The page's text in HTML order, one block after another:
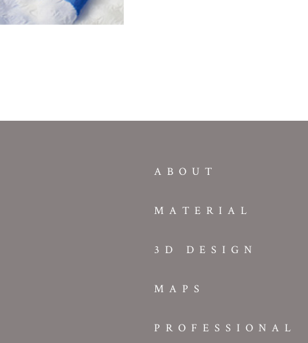
ABOUT
MATERIAL
3D DESIGN
MAPS
PROFESSIONAL